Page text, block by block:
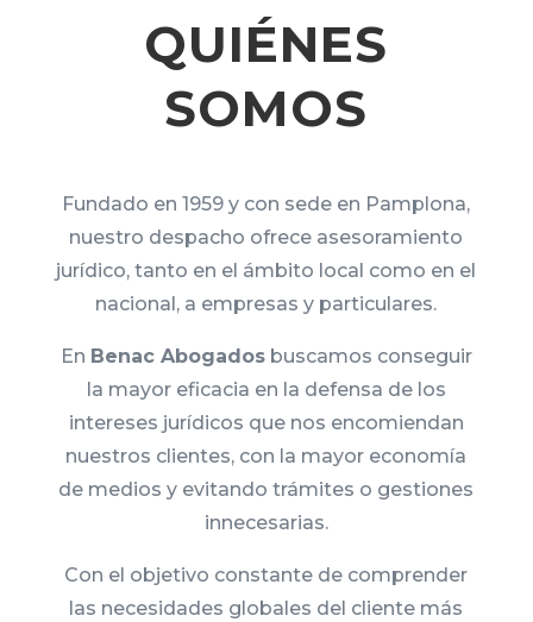
QUIÉNES
SOMOS
Fundado en 1959 y con sede en Pamplona,
nuestro despacho ofrece asesoramiento
jurídico, tanto en el ámbito local como en el
nacional, a empresas y particulares.
En Benac Abogados buscamos conseguir
la mayor eficacia en la defensa de los
intereses jurídicos que nos encomiendan
nuestros clientes, con la mayor economía
de medios y evitando trámites o gestiones
innecesarias.
Con el objetivo constante de comprender
las necesidades globales del cliente más